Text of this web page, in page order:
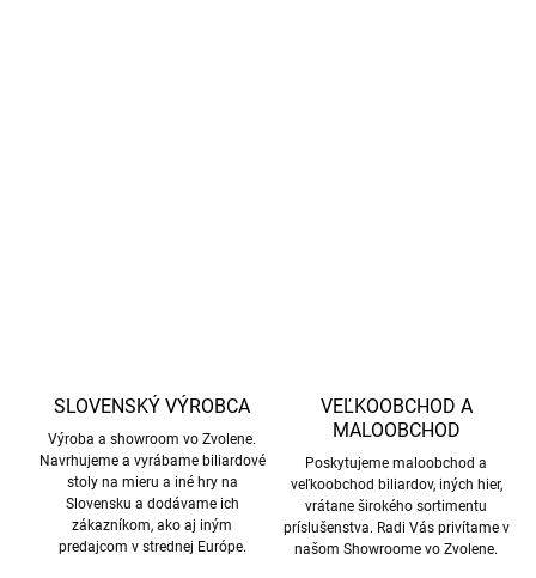
SLOVENSKÝ VÝROBCA
Výroba a showroom vo Zvolene.
Navrhujeme a vyrábame biliardové
stoly na mieru a iné hry na
Slovensku a dodávame ich
zákazníkom, ako aj iným
predajcom v strednej Európe.
VEĽKOOBCHOD A
MALOOBCHOD
Poskytujeme maloobchod a
veľkoobchod biliardov, iných hier,
vrátane širokého sortimentu
príslušenstva. Radi Vás privítame v
našom Showroome vo Zvolene.